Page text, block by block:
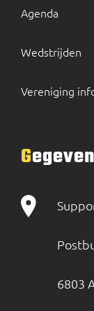
Agenda
Wedstrijden
Vereniging
6803